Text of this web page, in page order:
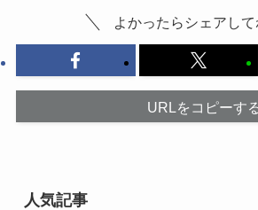
よかったらシェアして
URLをコピーす
人気記事